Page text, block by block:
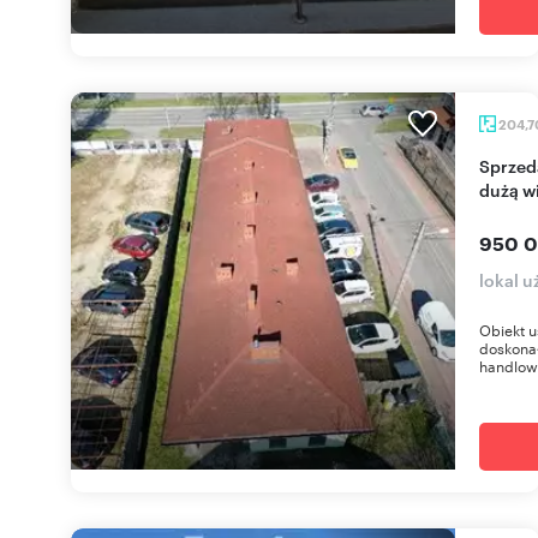
Sprzedam obiekt usługowo-handlowy 652 m² z
dużą
950
lokal
Obiekt